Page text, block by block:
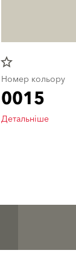
star_border
Номер кольору
0015
Детальніше